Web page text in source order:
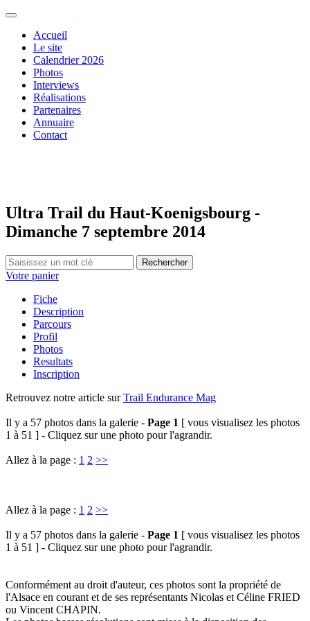
Accueil
Le site
Calendrier 2026
Photos
Interviews
Réalisations
Partenaires
Annuaire
Contact
Ultra Trail du Haut-Koenigsbourg -
Dimanche 7 septembre 2014
Rechercher
Votre panier
Fiche
Description
Parcours
Profil
Photos
Resultats
Inscription
Retrouvez notre article surTrail Endurance Mag
Il y a 57 photos dans la galerie - Page 1 [ vous visualisez les photos
1 à 51 ] - Cliquez sur une photo pour l'agrandir.
Allez à la page : 1 2 >>
Allez à la page : 1 2 >>
Il y a 57 photos dans la galerie - Page 1 [ vous visualisez les photos
1 à 51 ] - Cliquez sur une photo pour l'agrandir.
Conformément au droit d'auteur, ces photos sont la propriété de
l'Alsace en courant et de ses représentants Nicolas et Céline FRIED
ou Vincent CHAPIN.